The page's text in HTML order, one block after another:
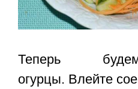
Теперь
огурцы. Влейте